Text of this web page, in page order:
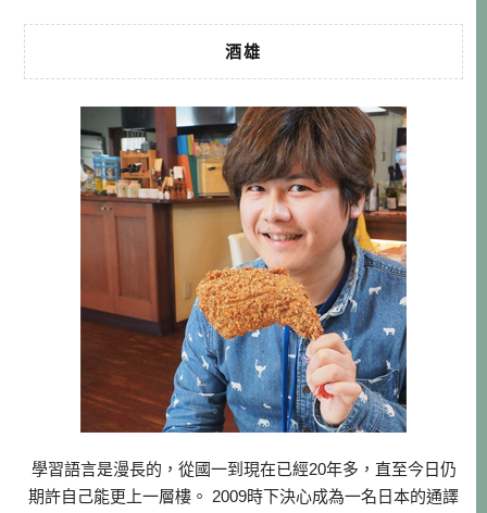
酒雄
學習語言是漫長的，從國一到現在已經20年多，直至今日仍
期許自己能更上一層樓。 2009時下決心成為一名日本的通譯